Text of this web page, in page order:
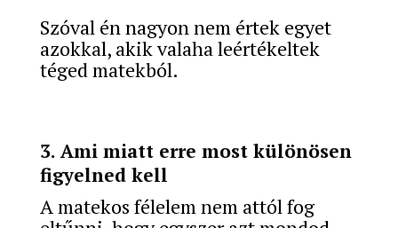
Szóval én nagyon nem értek egyet
azokkal, akik valaha leértékeltek
téged matekból.
3. Ami miatt erre most különösen
figyelned kell
A matekos félelem nem attól fog